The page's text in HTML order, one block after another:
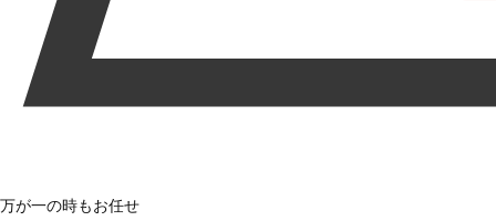
万が一の時もお任せ